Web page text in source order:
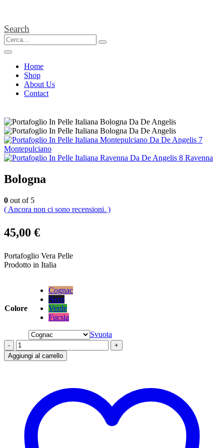
Search
Home
Shop
About Us
Contact
Montepulciano
Ravenna
Bologna
0 out of 5
( Ancora non ci sono recensioni. )
45,00 €
Portafoglio Vera Pelle
Prodotto in Italia
Colore
Cognac
Nero
Verde
Fucsia
Svuota
-
+
Aggiungi al carrello